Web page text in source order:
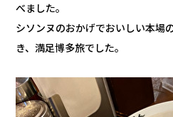
べました。
シソンヌのおかげでおいしい本場
き、満足博多旅でした。